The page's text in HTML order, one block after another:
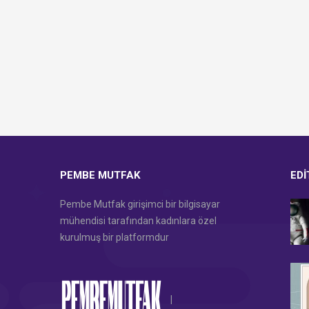
PEMBE MUTFAK
Pembe Mutfak girişimci bir bilgisayar
mühendisi tarafından kadınlara özel
kurulmuş bir platformdur
|